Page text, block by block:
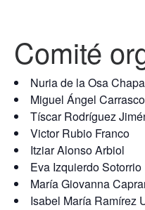
Comité
Nuria de la Osa
Miguel Ángel
Tíscar Rodríguez
Victor Rubio Franco
Itziar Alonso Arbiol
Eva Izquierdo Sotorrio
María Giovanna
Isabel María Ramírez